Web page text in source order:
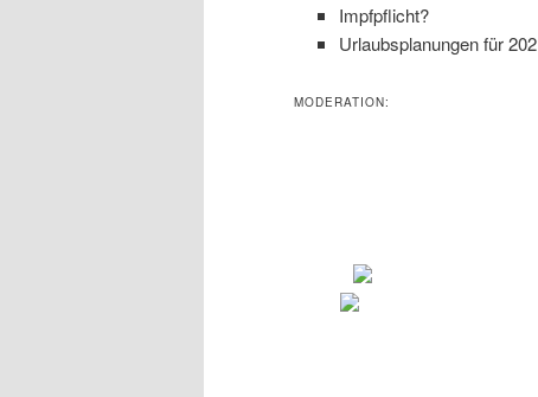
Impfpflicht?
Urlaubsplanungen für
MODERATION: